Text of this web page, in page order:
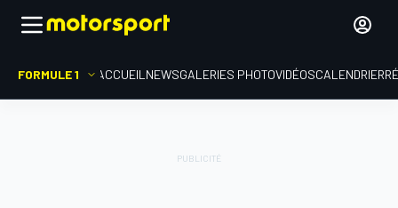
FORMULE 1 ACCUEIL NEWSGALERIES PHOTOVIDÉOSCALENDRIER